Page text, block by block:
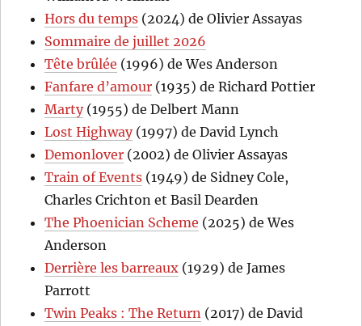
Hors du temps (2024) de Olivier Assayas
Sommaire de juillet 2026
Tête brûlée (1996) de Wes Anderson
Fanfare d’amour (1935) de Richard Pottier
Marty(1955) de Delbert Mann
Lost Highway(1997) de David Lynch
Demonlover (2002) de Olivier Assayas
Train of Events (1949) de Sidney Cole,
Charles Crichton et Basil Dearden
The Phoenician Scheme (2025) de Wes
Anderson
Derrière les barreaux (1929) de James
Parrott
Twin Peaks : The Return (2017) de David